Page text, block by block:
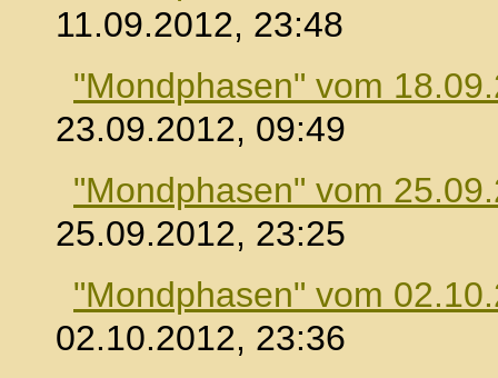
11.09.2012, 23:48
"Mondphasen" vom
23.09.2012, 09:49
"Mondphasen" vom
25.09.2012, 23:25
"Mondphasen" vom
02.10.2012, 23:36